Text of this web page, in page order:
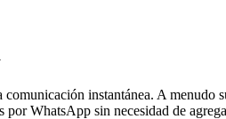
instantánea. A menudo
WhatsApp sin necesidad de